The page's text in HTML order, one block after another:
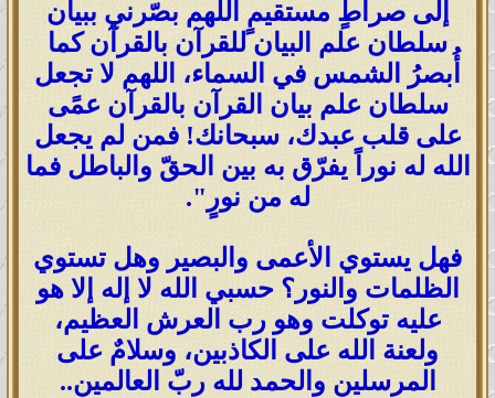
إلى صراطٍ مستقيمٍ اللهم بصّرني ببيان
سلطان علم البيان للقرآن بالقرآن كما
أُبصرُ الشمس في السماء، اللهم لا تجعل
سلطان علم بيان القرآن بالقرآن عمًى
على قلب عبدك، سبحانك! فمن لم يجعل
الله له نوراً يفرّق به بين الحقّ والباطل فما
له من نورٍ".
فهل يستوي الأعمى والبصير وهل تستوي
الظلمات والنور؟ حسبي الله لا إله إلا هو
عليه توكلت وهو رب العرش العظيم،
ولعنة الله على الكاذبين، وسلامٌ على
المرسلين والحمد لله ربّ العالمين..